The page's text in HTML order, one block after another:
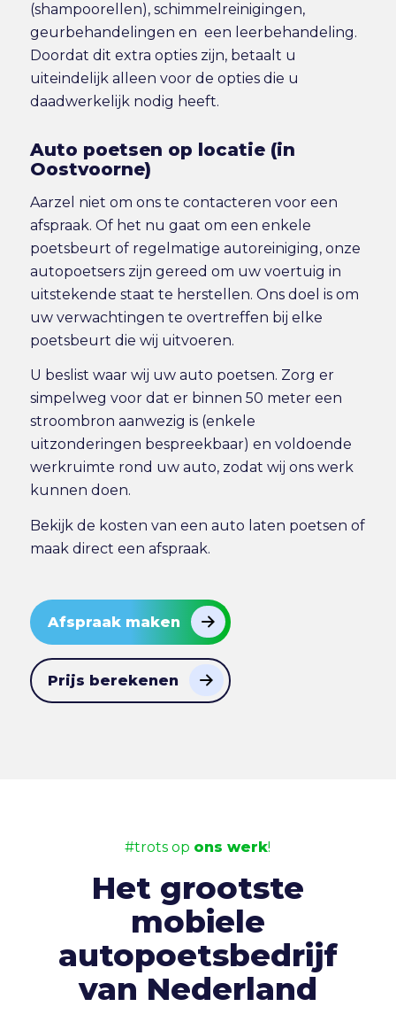
(shampoorellen), schimmelreinigingen,
geurbehandelingen en een leerbehandeling.
Doordat dit extra opties zijn, betaalt u
uiteindelijk alleen voor de opties die u
daadwerkelijk nodig heeft.
Auto poetsen op locatie (in
Oostvoorne)
Aarzel niet om ons te contacteren voor een
afspraak. Of het nu gaat om een enkele
poetsbeurt of regelmatige autoreiniging, onze
autopoetsers zijn gereed om uw voertuig in
uitstekende staat te herstellen. Ons doel is om
uw verwachtingen te overtreffen bij elke
poetsbeurt die wij uitvoeren.
U beslist waar wij uw auto poetsen. Zorg er
simpelweg voor dat er binnen 50 meter een
stroombron aanwezig is (enkele
uitzonderingen bespreekbaar) en voldoende
werkruimte rond uw auto, zodat wij ons werk
kunnen doen.
Bekijk de kosten van een auto laten poetsen of
maak direct een afspraak.
Afspraak maken
Prijs berekenen
#trots op ons werk!
Het grootste
mobiele
autopoetsbedrijf
van Nederland